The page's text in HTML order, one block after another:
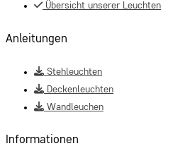
Übersicht unserer Leuchten
Anleitungen
Stehleuchten
Deckenleuchten
Wandleuchen
Informationen